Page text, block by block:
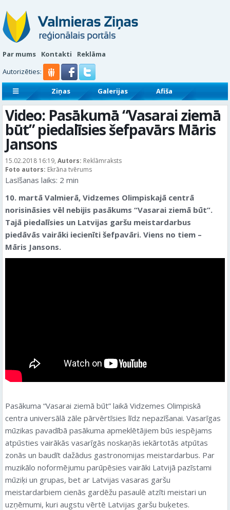
Par mums Kontakti
Reklāma
Autorizēties:
Ziņas Galerijas
Afiša
Sludinājumi
Reklāmraksti
Video: Pasākumā “Vasarai ziemā
būt” piedalīsies šefpavārs Māris
Jansons
15.02.2018 16:19, Autors: Reklāmraksts
Foto autors: Ekrāna tvērums
Lasīšanas laiks: 2 min
10. martā Valmierā, Vidzemes Olimpiskajā centrā
norisināsies vēl nebijis pasākums “Vasarai ziemā būt”​.
Tajā piedalīsies un Latvijas garšu meistardarbus
piedāvās vairāki iecienīti šefpavāri. Viens no tiem –
Māris Jansons​.
Pasākuma “Vasarai ziemā būt” laikā Vidzemes Olimpiskā
centra universālā zāle pārvērtīsies līdz nepazīšanai. Vasarīgas
mūzikas pavadībā pasākuma apmeklētājiem būs iespējams
atpūsties vairākās vasarīgās noskaņās iekārtotās atpūtas
zonās un baudīt dažādus gastronomijas meistardarbus. Par
muzikālo noformējumu parūpēsies vairāki Latvijā pazīstami
mūziķi un grupas, bet ar Latvijas vasaras garšu
meistardarbiem cienās gardēžu pasaulē atzīti meistari un
uzņēmumi, kuri augstu vērtē Latvijas garšu buķetes.